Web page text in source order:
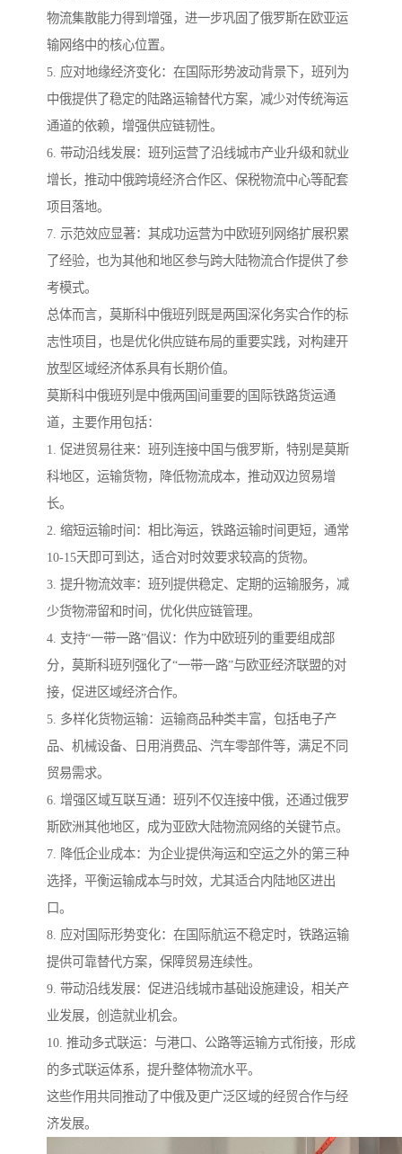
物流集散能力得到增强，进一步巩固了俄罗斯在欧亚运
输网络中的核心位置。
5. 应对地缘经济变化：在国际形势波动背景下，班列为
中俄提供了稳定的陆路运输替代方案，减少对传统海运
通道的依赖，增强供应链韧性。
6. 带动沿线发展：班列运营了沿线城市产业升级和就业
增长，推动中俄跨境经济合作区、保税物流中心等配套
项目落地。
7. 示范效应显著：其成功运营为中欧班列网络扩展积累
了经验，也为其他和地区参与跨大陆物流合作提供了参
考模式。
总体而言，莫斯科中俄班列既是两国深化务实合作的标
志性项目，也是优化供应链布局的重要实践，对构建开
放型区域经济体系具有长期价值。
莫斯科中俄班列是中俄两国间重要的国际铁路货运通
道，主要作用包括：
1. 促进贸易往来：班列连接中国与俄罗斯，特别是莫斯
科地区，运输货物，降低物流成本，推动双边贸易增
长。
2. 缩短运输时间：相比海运，铁路运输时间更短，通常
10-15天即可到达，适合对时效要求较高的货物。
3. 提升物流效率：班列提供稳定、定期的运输服务，减
少货物滞留和时间，优化供应链管理。
4. 支持“一带一路”倡议：作为中欧班列的重要组成部
分，莫斯科班列强化了“一带一路”与欧亚经济联盟的对
接，促进区域经济合作。
5. 多样化货物运输：运输商品种类丰富，包括电子产
品、机械设备、日用消费品、汽车零部件等，满足不同
贸易需求。
6. 增强区域互联互通：班列不仅连接中俄，还通过俄罗
斯欧洲其他地区，成为亚欧大陆物流网络的关键节点。
7. 降低企业成本：为企业提供海运和空运之外的第三种
选择，平衡运输成本与时效，尤其适合内陆地区进出
口。
8. 应对国际形势变化：在国际航运不稳定时，铁路运输
提供可靠替代方案，保障贸易连续性。
9. 带动沿线发展：促进沿线城市基础设施建设，相关产
业发展，创造就业机会。
10. 推动多式联运：与港口、公路等运输方式衔接，形成
的多式联运体系，提升整体物流水平。
这些作用共同推动了中俄及更广泛区域的经贸合作与经
济发展。